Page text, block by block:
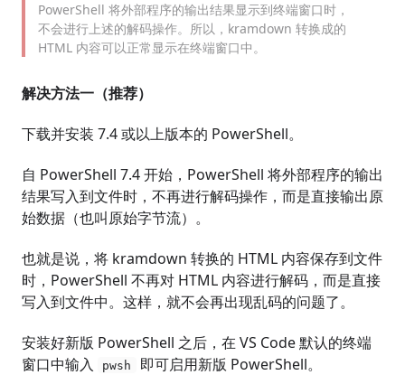
PowerShell 将外部程序的输出结果显示到终端窗口时，
不会进行上述的解码操作。所以，kramdown 转换成的
HTML 内容可以正常显示在终端窗口中。
解决方法一（推荐）
下载并安装 7.4 或以上版本的 PowerShell。
自 PowerShell 7.4 开始，PowerShell 将外部程序的输出
结果写入到文件时，不再进行解码操作，而是直接输出原
始数据（也叫原始字节流）。
也就是说，将 kramdown 转换的 HTML 内容保存到文件
时，PowerShell 不再对 HTML 内容进行解码，而是直接
写入到文件中。这样，就不会再出现乱码的问题了。
安装好新版 PowerShell 之后，在 VS Code 默认的终端
窗口中输入
pwsh 即可启用新版 PowerShell。